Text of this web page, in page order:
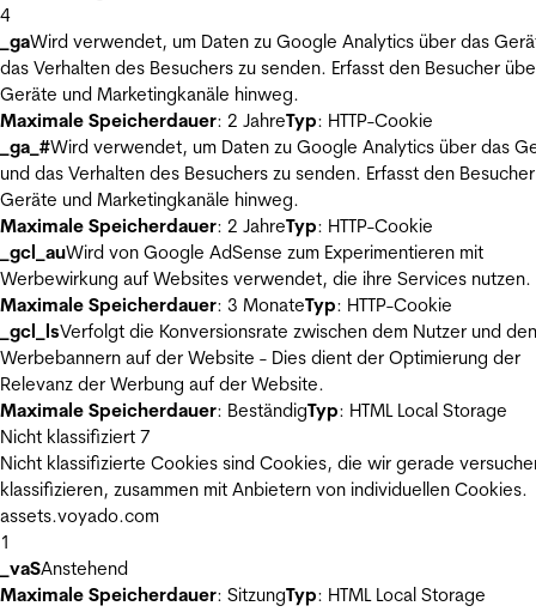
4
_gaWird verwendet, um Daten zu Google Analytics über das
das Verhalten des Besuchers zu senden. Erfasst den Besucher
Geräte und Marketingkanäle hinweg.
Maximale Speicherdauer: 2 JahreTyp: HTTP-Cookie
_ga_#Wird verwendet, um Daten zu Google Analytics über das
und das Verhalten des Besuchers zu senden. Erfasst den
Geräte und Marketingkanäle hinweg.
Maximale Speicherdauer: 2 JahreTyp: HTTP-Cookie
_gcl_auWird von Google AdSense zum Experimentieren mit
Werbewirkung auf Websites verwendet, die ihre Services nutzen.
Maximale Speicherdauer: 3 MonateTyp: HTTP-Cookie
_gcl_lsVerfolgt die Konversionsrate zwischen dem Nutzer und den
Werbebannern auf der Website - Dies dient der Optimierung der
Relevanz der Werbung auf der Website.
Maximale Speicherdauer: BeständigTyp: HTML Local Storage
Nicht klassifiziert 7
Nicht klassifizierte Cookies sind Cookies, die wir gerade
klassifizieren, zusammen mit Anbietern von individuellen Cookies.
assets.voyado.com
1
_vaSAnstehend
Maximale Speicherdauer: SitzungTyp: HTML Local Storage